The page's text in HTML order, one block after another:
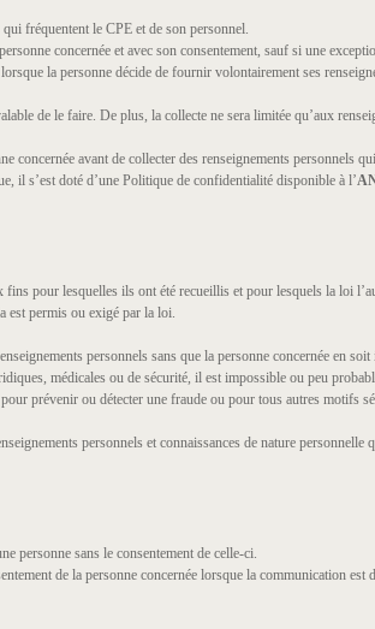
fréquentent le CPE et de son personnel.
concernée et avec son consentement, sauf si une
la personne décide de fournir volontairement ses
de le faire. De plus, la collecte ne sera limitée qu’aux
avant de collecter des renseignements personnels
il s’est doté d’une Politique de confidentialité disponible à l’
pour lesquelles ils ont été recueillis et pour lesquels la loi
est permis ou exigé par la loi.
personnels sans que la personne concernée en
médicales ou de sécurité, il est impossible ou peu
prévenir ou détecter une fraude ou pour tous autres motifs
personnels et connaissances de nature personnelle
personne sans le consentement de celle-ci.
de la personne concernée lorsque la communication est